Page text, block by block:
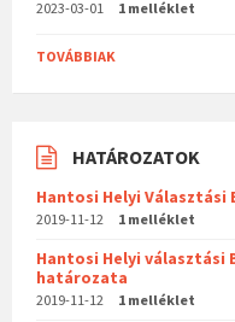
2023-03-01 1 melléklet
TOVÁBBIAK
HATÁROZATOK
Hantosi Helyi
2019-11-12 1 melléklet
Hantosi Helyi választási
határozata
2019-11-12 1 melléklet